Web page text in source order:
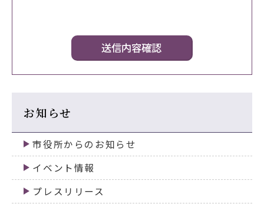
お知らせ
市役所からのお知らせ
イベント情報
プレスリリース